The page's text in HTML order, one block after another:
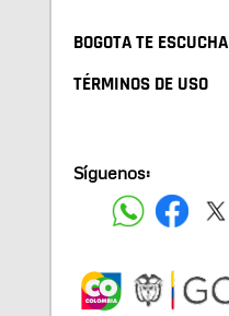
BOGOTA TE ESCUCHA
TÉRMINOS DE USO
Síguenos: